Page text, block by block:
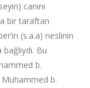
canını
bir taraftan
(s.a.a) neslinin
Bu
b.
Muhammed b.